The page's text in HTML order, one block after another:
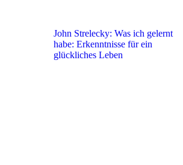
John Strelecky: Was ich gelernt
habe: Erkenntnisse für ein
glückliches Leben